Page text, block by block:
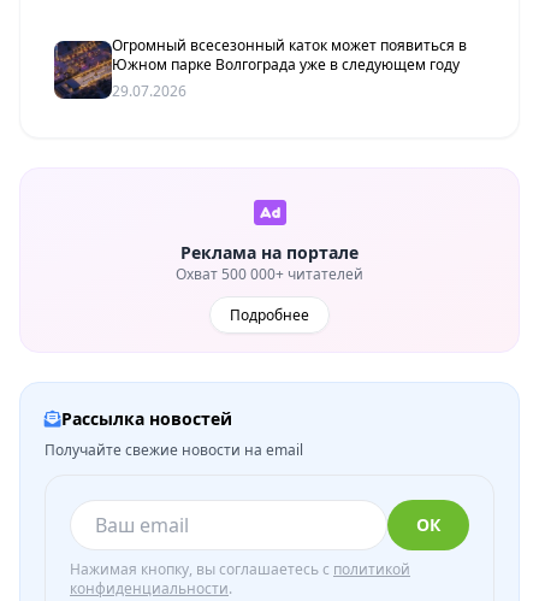
Огромный всесезонный каток может появиться в
Южном парке Волгограда уже в следующем году
29.07.2026
Реклама на портале
Охват 500 000+ читателей
Подробнее
Рассылка новостей
Получайте свежие новости на email
ОК
Нажимая кнопку, вы соглашаетесь с политикой
конфиденциальности.